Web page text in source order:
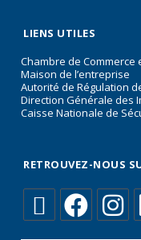
LIENS UTILES
Chambre de Commerce
Maison de l’entreprise
Autorité de Régulation
Direction Générale des
Caisse Nationale de
RETROUVEZ-NOUS